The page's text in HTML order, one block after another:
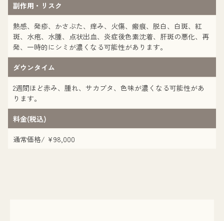
副作用・リスク
熱感、発疹、かさぶた、痒み、火傷、瘢痕、脱白、白斑、紅
斑、水疱、水腫、点状出血、炎症後色素沈着、肝斑の悪化、再
発、一時的にシミが濃くなる可能性があります。
ダウンタイム
2週間ほど赤み、腫れ、サカブタ、色味が濃くなる可能性があ
ります。
料金(税込)
通常価格/ ¥98,000